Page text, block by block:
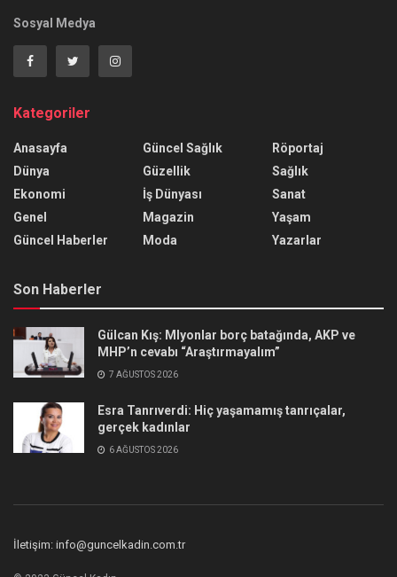
Sosyal Medya
Kategoriler
Anasayfa
Dünya
Ekonomi
Genel
Güncel Haberler
Güncel Sağlık
Güzellik
İş Dünyası
Magazin
Moda
Röportaj
Sağlık
Sanat
Yaşam
Yazarlar
Son Haberler
Gülcan Kış: Mlyonlar borç batağında, AKP ve
MHP’n cevabı “Araştırmayalım”
7 AĞUSTOS 2026
Esra Tanrıverdi: Hiç yaşamamış tanrıçalar,
gerçek kadınlar
6 AĞUSTOS 2026
İletişim: info@guncelkadin.com.tr